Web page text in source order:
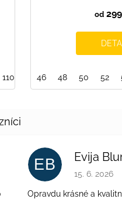
110/116 116/122 122/128
od
46 48 50 52
EB Evija
Hodnocení
15. 6. 2026
Opravdu krásné a